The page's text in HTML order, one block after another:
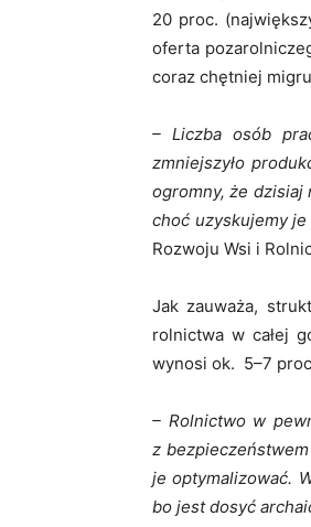
20 proc.
oferta
coraz chętniej
– Liczba osób
zmniejszyło
ogromny, że dzisiaj
choć uzyskujemy
Rozwoju Wsi i
Jak zauważa,
rolnictwa w całej
wynosi ok. 5–7
– Rolnictwo w
z
je optymalizować.
bo jest dosyć